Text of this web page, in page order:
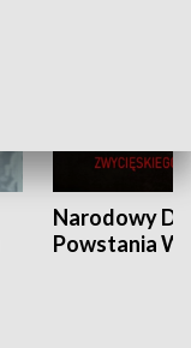
Narodowy
Powstania